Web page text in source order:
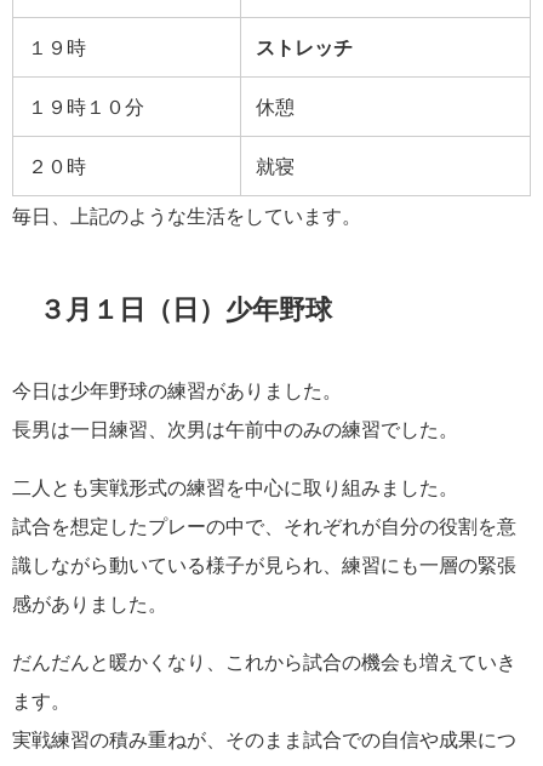
１９時 ストレッチ
１９時１０分 休憩
２０時 就寝
毎日、上記のような生活をしています。
３月１日（日）少年野球
今日は少年野球の練習がありました。
長男は一日練習、次男は午前中のみの練習でした。
二人とも実戦形式の練習を中心に取り組みました。
試合を想定したプレーの中で、それぞれが自分の役割を意
識しながら動いている様子が見られ、練習にも一層の緊張
感がありました。
だんだんと暖かくなり、これから試合の機会も増えていき
ます。
実戦練習の積み重ねが、そのまま試合での自信や成果につ